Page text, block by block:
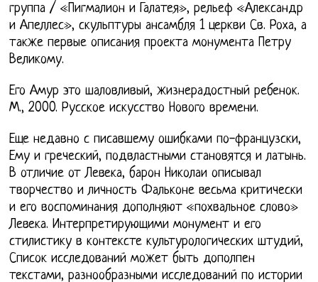
группа / «Пигмалион и Галатея», рельеф «Александр
и Апеллес», скульптуры ансамбля 1 церкви Св. Роха, а
также первые описания проекта монумента Петру
Великому.
Его Амур это шаловливый, жизнерадостный ребенок.
М., 2000. Русское искусство Нового времени.
Еще недавно с писавшему ошибками по-французски,
Ему и греческий, подвластными становятся и латынь.
В отличие от Левека, барон Николаи описывал
творчество и личность Фальконе весьма критически
и его воспоминания дополняют «похвальное слово»
Левека. Интерпретирующими монумент и его
стилистику в контексте культурологических штудий,
Список исследований может быть дополпен
текстами, разнообразными исследований по истории